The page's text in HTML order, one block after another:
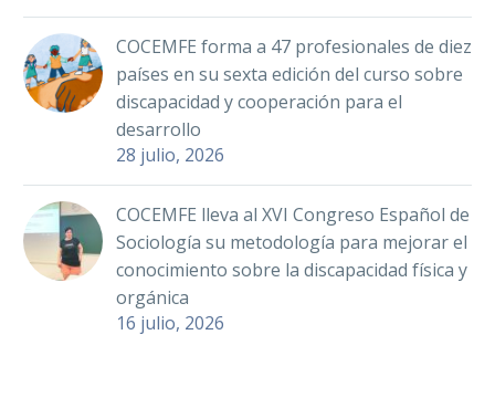
COCEMFE forma a 47 profesionales de diez
países en su sexta edición del curso sobre
discapacidad y cooperación para el
desarrollo
28 julio, 2026
COCEMFE lleva al XVI Congreso Español de
Sociología su metodología para mejorar el
conocimiento sobre la discapacidad física y
orgánica
16 julio, 2026